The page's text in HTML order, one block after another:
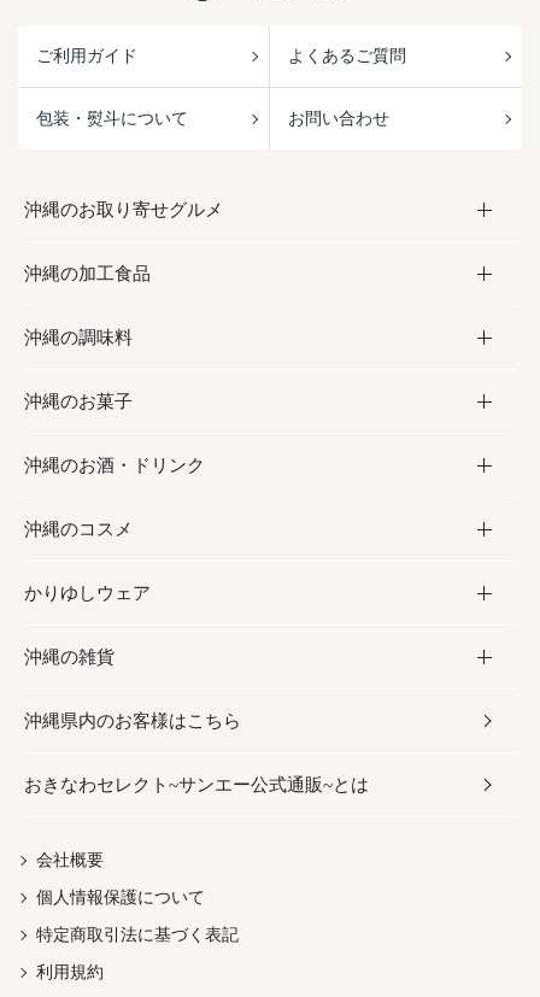
ご利用ガイド よくあるご質問
包装・熨斗について お問い合わせ
沖縄のお取り寄せグルメ
お取り寄せグルメ
フルーツ・野菜
お肉
海産物
沖縄の加工食品
加工食品
缶詰／パウチ
沖縄料理
沖縄そば／乾麺
レトルト食品
乾物／粉類
沖縄の調味料
調味料
砂糖／黒砂糖
塩
お酢／ドレッシング
しょうゆ
みそ
だし／スパイス／島唐辛子
沖縄のお菓子
お菓子
黒糖
ちんすこう
伝統菓子
スナック
おつまみ
紅芋
沖縄のお酒・ドリンク
お酒・ドリンク
泡盛
ビール・チューハイ
ワイン・ウィスキー・カクテル
ドリンク
茶葉
沖縄のコスメ
コスメ
スキンケア
ボディケア
ヘアケア
UVケア
かりゆしウェア
かりゆしウェア
メンズ
レディース
沖縄の雑貨
雑貨
沖縄ファッション
伝統工芸品
沖縄県内のお客様はこちら
おきなわセレクト~サンエー公式通販~とは
会社概要
個人情報保護について
特定商取引法に基づく表記
利用規約